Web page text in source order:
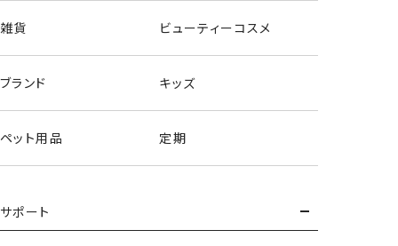
雑貨 ビューティーコスメ
ブランド キッズ
ペット用品 定期
サポート